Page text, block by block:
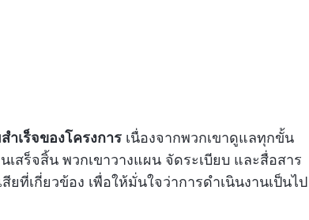
ำเร็จของโครงการ เนื่องจากพวกเขาดูแลทุกขั้น
สร็จสิ้น พวกเขาวางแผน จัดระเบียบ และสื่อสาร
ที่เกี่ยวข้อง เพื่อให้มั่นใจว่าการดำเนินงานเป็นไป